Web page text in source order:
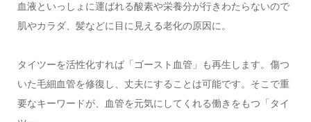
血液といっしょに運ばれる酸素や栄養分が行きわたらないので
肌やカラダ、髪などに目に見える老化の原因に。
タイツーを活性化すれば「ゴースト血管」も再生します。傷つ
いた毛細血管を修復し、丈夫にすることは可能です。そこで重
要なキーワードが、血管を元気にしてくれる働きをもつ「タイ